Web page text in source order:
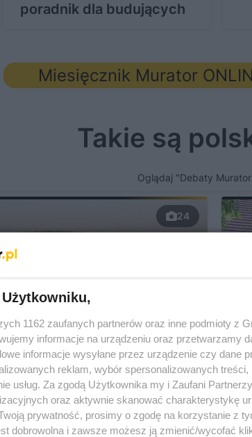
poradnik dla budujących
Miesięcznik Murator
Takie są
Oglądaj "Debaty
24
1162 zaufanych partnerów oraz inne podmioty z
informacje na urządzeniu oraz przetwarzamy
informacje wysyłane przez urządzenie czy dane
reklam, wybór spersonalizowanych
usług. Za zgodą Użytkownika my i Zaufani
oraz aktywnie skanować charakterystykę
prywatność, prosimy o zgodę na korzystanie z
dobrowolna i zawsze możesz ją zmienić/wycofać